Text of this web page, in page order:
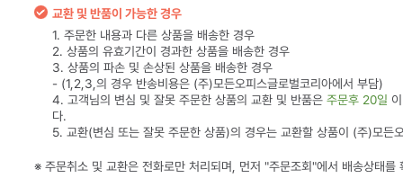
교환 및 반품이 가능한 경우
1. 주문한 내용과 다른 상품을 배송한 경우
2. 상품의 유효기간이 경과한 상품을 배송한 경우
3. 상품의 파손 및 손상된 상품을 배송한 경우
- (1,2,3,의 경우 반송비용은 (주)모든오피스글로벌코리아에서 부담)
4. 고객님의 변심 및 잘못 주문한 상품의 교환 및 반품은 주문후 20일
다.
5. 교환(변심 또는 잘못 주문한 상품)의 경우는 교환할 상품이 (주)모든
※ 주문취소 및 교환은 전화로만 처리되며, 먼저 "주문조회"에서 배송상태를